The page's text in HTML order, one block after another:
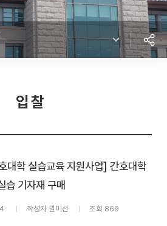
입찰
대학 실습교육 지원사업] 간호대학
습 기자재 구매
작성자 권미선 조회 869